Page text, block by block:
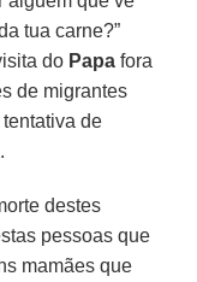
tua carne?”
do Papa fora
de migrantes
de
destes
pessoas que
mamães que